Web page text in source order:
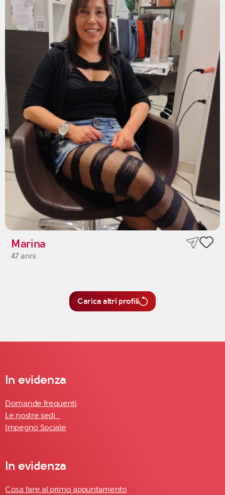
Marina
47 anni
Carica altri profili
In evidenza
Domande frequenti
Le nostre sedi
Impegno Sociale
In evidenza
Cosa fare al primo appuntamento